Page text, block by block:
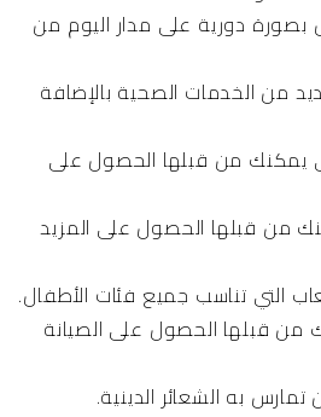
بصورة دورية على مدار اليوم من
من الخدمات الصحية بالإضافة
يمكنك من قبلها الحصول على
من قبلها الحصول على المزيد
التي تناسب جميع فئات الأطفال.
من قبلها الحصول على الصيانة
به الشعائر الدينية.